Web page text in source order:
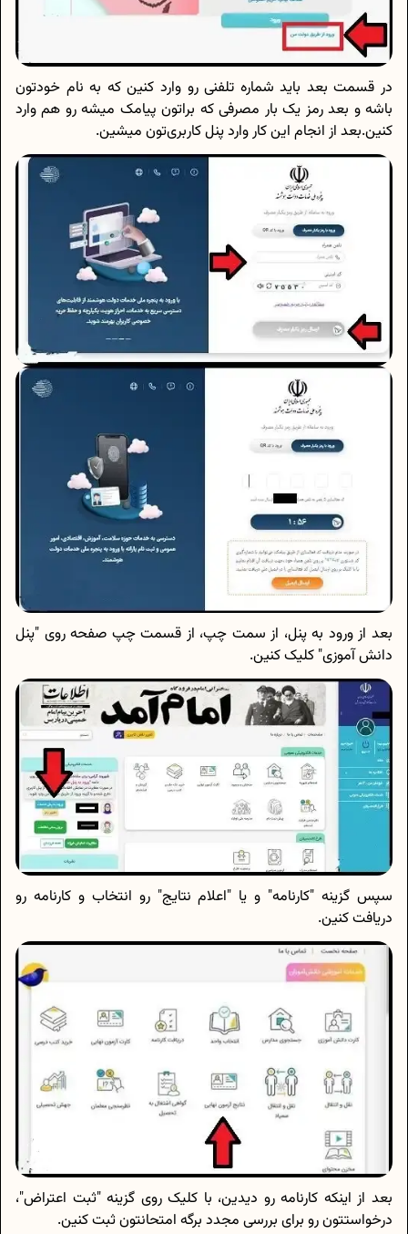
در قسمت بعد باید شماره تلفنی رو وارد کنین که به نام خودتون
باشه و بعد رمز یک بار مصرفی که براتون پیامک میشه رو هم وارد
کنین.بعد از انجام این کار وارد پنل کاربری‌تون میشین.
بعد از ورود به پنل، از سمت چپ، از قسمت چپ صفحه روی "پنل
دانش آموزی" کلیک کنین.
سپس گزینه "کارنامه" و یا "اعلام نتایج" رو انتخاب و کارنامه رو
دریافت کنین.
بعد از اینکه کارنامه رو دیدین، با کلیک روی گزینه "ثبت اعتراض"،
درخواستتون رو برای بررسی مجدد برگه امتحانتون ثبت کنین.